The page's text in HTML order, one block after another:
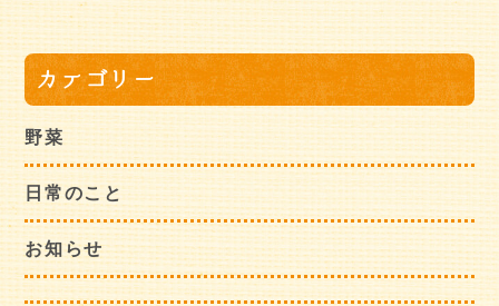
カテゴリー
野菜
日常のこと
お知らせ